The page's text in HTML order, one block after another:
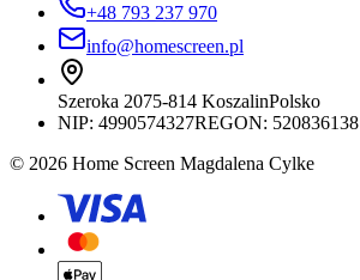
+48 793 237 970
info@homescreen.pl
Szeroka 2075-814 KoszalinPolsko
NIP: 4990574327REGON: 520836138
© 2026 Home Screen Magdalena Cylke